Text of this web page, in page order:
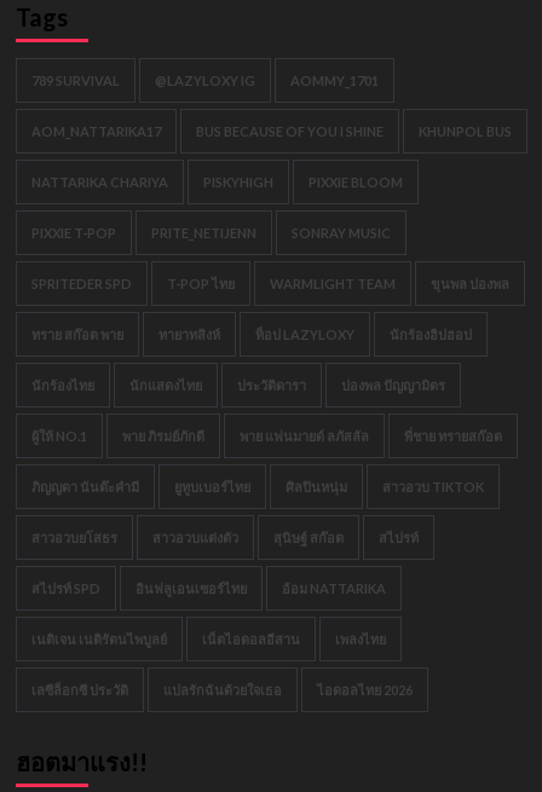
Tags
789 SURVIVAL @LAZYLOXY IG AOMMY_1701
AOM_NATTARIKA17 BUS BECAUSE OF YOU I SHINE KHUNPOL BUS
NATTARIKA CHARIYA PISKYHIGH PIXXIE BLOOM
PIXXIE T-POP PRITE_NETIJENN SONRAY MUSIC
SPRITEDER SPD T-POP ไทย WARMLIGHT TEAM ขุนพล ปองพล
ทราย สก๊อต พาย ทายาทสิงห์ ท็อป LAZYLOXY นักร้องฮิปฮอป
นักร้องไทย นักแสดงไทย ประวัติดารา ปองพล ปัญญามิตร
ผู้ให้ NO.1 พาย ภิรมย์ภักดี พาย แฟนมายด์ ลภัสลัล พี่ชาย ทรายสก๊อต
ภิญญดา นันต๊ะคำมี ยูทูบเบอร์ไทย ศิลปินหนุ่ม สาวอวบ TIKTOK
สาวอวบยโสธร สาวอวบแต่งตัว สุนิษฐ์ สก๊อต สไปรท์
สไปรท์ SPD อินฟลูเอนเซอร์ไทย อ้อม NATTARIKA
เนติเจน เนติรัตนไพบูลย์ เน็ตไอดอลอีสาน เพลงไทย
เลซีล็อกซี ประวัติ แปลรักฉันด้วยใจเธอ ไอดอลไทย 2026
ฮอตมาแรง!!